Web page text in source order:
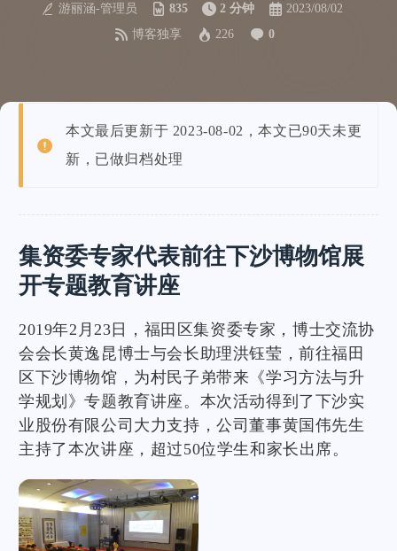
游丽涵-管理员 835 2 分钟
2023/08/02
博客独享
226 0
本文最后更新于 2023-08-02，本文已90天未更
新，已做归档处理
集资委专家代表前往下沙博物馆展
开专题教育讲座
2019年2月23日，福田区集资委专家，博士交流协
会会长黄逸昆博士与会长助理洪钰莹，前往福田
区下沙博物馆，为村民子弟带来《学习方法与升
学规划》专题教育讲座。本次活动得到了下沙实
业股份有限公司大力支持，公司董事黄国伟先生
主持了本次讲座，超过50位学生和家长出席。